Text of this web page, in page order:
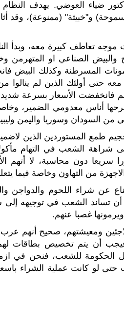
ضياء العوضي. يهدف
و"خبيثة" (ممنوعة)، وقد
موجه تعاطف كبيرة معه، وبدأ
والبيض الصناعي او
المسرطنة وكذلك البيض
حتى أولئك الذين لم ينالوا
فانخفضت الأسعار بسرعة
أناس معدومي الضمير،
من السودان وسوريا واليمن
طمع المستوردين الذين
شراهة الشعب في التهام
سريعا دون محاسبة، لا أتهم
من التهاون وخاصة فيما
عن شراء اللحوم والدواجن
تساند الشعب في توجيهه إلى
غصبا عنهم.
ومعيشتهم، صحيح أنهم
فيجب أن يتم تخصيص بطاقات
الحكومة للشعب، فنحن في
لو كانت عملية الشراء